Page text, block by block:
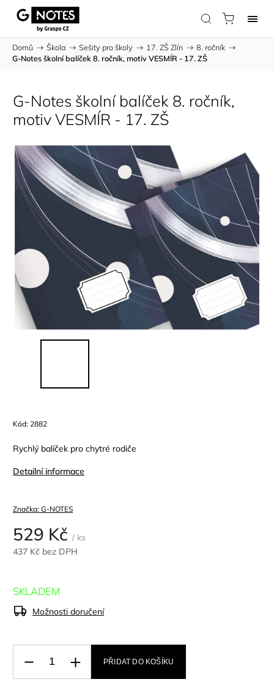
Domů / Škola / Sešity pro školy / 17. ZŠ Zlín / 8. ročník /
G-Notes školní balíček 8. ročník, motiv VESMÍR - 17. ZŠ
G-Notes školní balíček 8. ročník,
motiv VESMÍR - 17. ZŠ
Kód: 2882
Rychlý balíček pro chytré rodiče
Detailní informace
Značka: G-NOTES
529 Kč / ks
437 Kč bez DPH
SKLADEM
Možnosti doručení
PŘIDAT DO KOŠÍKU